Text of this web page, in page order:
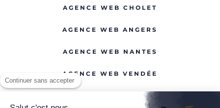
AGENCE WEB CHOLET
AGENCE WEB ANGERS
AGENCE WEB NANTES
AGENCE WEB VENDÉE
Continuer sans accepter